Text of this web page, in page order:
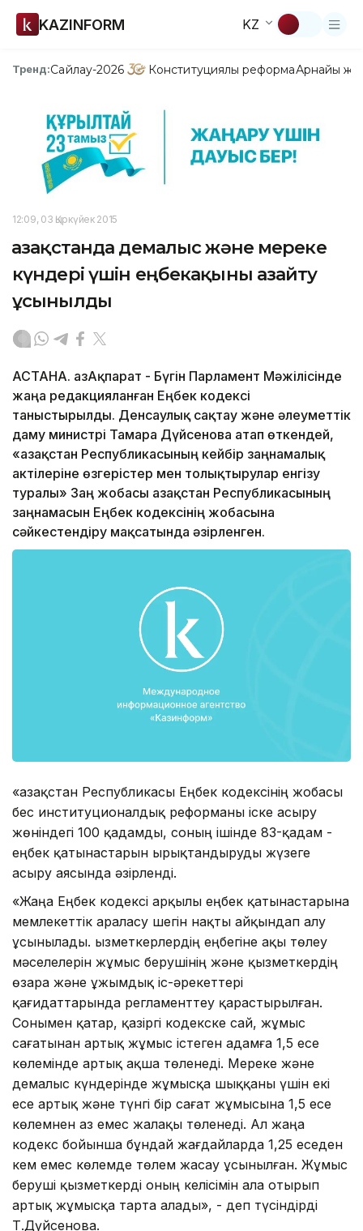
KAZINFORM KZ
Тренд:Сайлау-2026 Конституциялық реформаАрнайы
12:09, 03 Қыркүйек 2015
Қазақстанда демалыс және мереке
күндері үшін еңбекақыны азайту
ұсынылды
АСТАНА. ҚазАқпарат - Бүгін Парламент Мәжілісінде
жаңа редакцияланған Еңбек кодексі
таныстырылды. Денсаулық сақтау және әлеуметтік
даму министрі Тамара Дүйсенова атап өткендей,
«Қазақстан Республикасының кейбір заңнамалық
актілеріне өзгерістер мен толықтырулар енгізу
туралы» Заң жобасы Қазақстан Республикасының
заңнамасын Еңбек кодексінің жобасына
сәйкестендіру мақсатында әзірленген.
«Қазақстан Республикасы Еңбек кодексінің жобасы
бес институционалдық реформаны іске асыру
жөніндегі 100 қадамды, соның ішінде 83-қадам -
еңбек қатынастарын ырықтандыруды жүзеге
асыру аясында әзірленді.
«Жаңа Еңбек кодексі арқылы еңбек қатынастарына
мемлекеттік араласу шегін нақты айқындап алу
ұсынылады. Қызметкерлердің еңбегіне ақы төлеу
мәселелерін жұмыс берушінің және қызметкердің
өзара және ұжымдық іс-әрекеттері
қағидаттарында регламенттеу қарастырылған.
Сонымен қатар, қазіргі кодекске сай, жұмыс
сағатынан артық жұмыс істеген адамға 1,5 есе
көлемінде артық ақша төленеді. Мереке және
демалыс күндерінде жұмысқа шыққаны үшін екі
есе артық және түнгі бір сағат жұмысына 1,5 есе
көлемнен аз емес жалақы төленеді. Ал жаңа
кодекс бойынша бұндай жағдайларда 1,25 еседен
кем емес көлемде төлем жасау ұсынылған. Жұмыс
беруші қызметкерді оның келісімін ала отырып
артық жұмысқа тарта алады», - деп түсіндірді
Т.Дүйсенова.